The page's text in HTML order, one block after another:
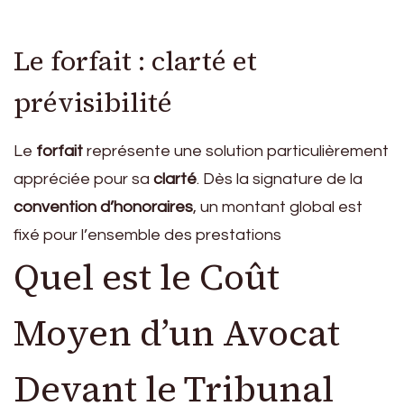
Le forfait : clarté et
prévisibilité
Le forfait représente une solution particulièrement
appréciée pour sa clarté. Dès la signature de la
convention d’honoraires, un montant global est
fixé pour l’ensemble des prestations
Quel est le Coût
Moyen d’un Avocat
Devant le Tribunal